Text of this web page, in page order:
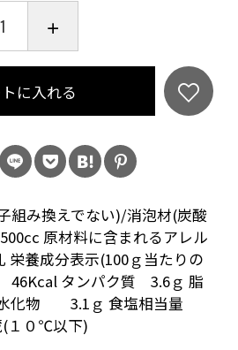
に入れる
組み換えでない)/消泡材(炭酸
原材料に含まれるアレル
栄養成分表示(100ｇ当たりの
46Kcal タンパク質 3.6ｇ 脂
物 3.1ｇ 食塩相当量
(１０℃以下)